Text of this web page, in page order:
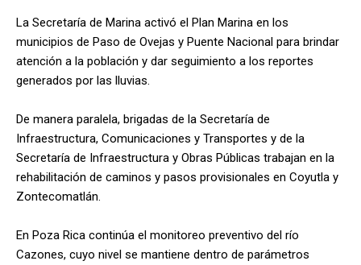
La Secretaría de Marina activó el Plan Marina en los
municipios de Paso de Ovejas y Puente Nacional para brindar
atención a la población y dar seguimiento a los reportes
generados por las lluvias.
De manera paralela, brigadas de la Secretaría de
Infraestructura, Comunicaciones y Transportes y de la
Secretaría de Infraestructura y Obras Públicas trabajan en la
rehabilitación de caminos y pasos provisionales en Coyutla y
Zontecomatlán.
En Poza Rica continúa el monitoreo preventivo del río
Cazones, cuyo nivel se mantiene dentro de parámetros